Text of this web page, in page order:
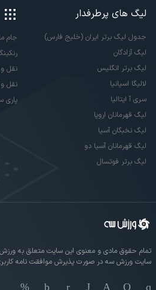
لیگ های پرطرفدار
جدول لیگ برتر ایران (خلیج فارس)
لیگ آزادگان
لیگ برتر انگلیس
لالیگا اسپانیا
سری آ ایتالیا
لیگ قهرمانان اروپا
لیگ نخبگان آسیا
لیگ قهرمانان آسیا دو
لیگ برتر فوتسال
جام
نقل و
نقل و
پاری
تمام حقوق مادی و معنوی این سایت متعلق به
سایت ورزش سه در صورت پذیرش موافقت نامه